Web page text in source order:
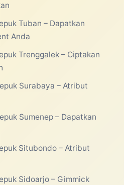
Tuban – Dapatkan
Anda
Trenggalek – Ciptakan
Surabaya – Atribut
Sumenep – Dapatkan
Situbondo – Atribut
Sidoarjo – Gimmick